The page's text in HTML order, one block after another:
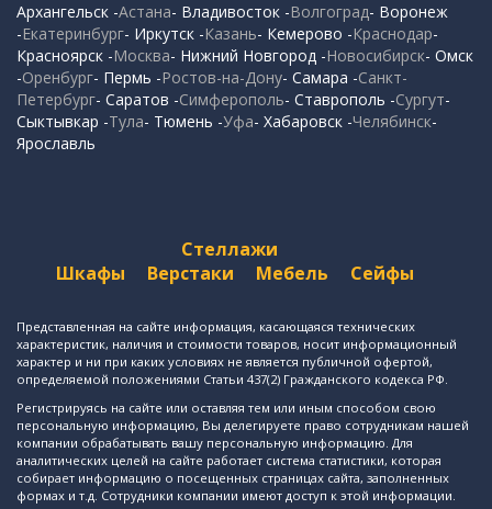
Архангельск -Астана- Владивосток -Волгоград- Воронеж
-Екатеринбург- Иркутск -Казань- Кемерово -Краснодар-
Красноярск -Москва- Нижний Новгород -Новосибирск- Омск
-Оренбург- Пермь -Ростов-на-Дону- Самара -Санкт-
Петербург- Саратов -Симферополь- Ставрополь -Сургут-
Сыктывкар -Тула- Тюмень -Уфа- Хабаровск -Челябинск-
Ярославль
Стеллажи
Шкафы
Верстаки Мебель Сейфы
Представленная на сайте информация, касающаяся технических
характеристик, наличия и стоимости товаров, носит информационный
характер и ни при каких условиях не является публичной офертой,
определяемой положениями Статьи 437(2) Гражданского кодекса РФ.
Регистрируясь на сайте или оставляя тем или иным способом свою
персональную информацию, Вы делегируете право сотрудникам нашей
компании обрабатывать вашу персональную информацию. Для
аналитических целей на сайте работает система статистики, которая
собирает информацию о посещенных страницах сайта, заполненных
формах и т.д. Сотрудники компании имеют доступ к этой информации.